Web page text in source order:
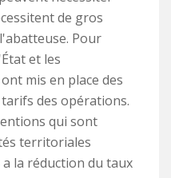
de gros
Pour
et les
mis en place des
des opérations.
qui sont
territoriales
la réduction du taux